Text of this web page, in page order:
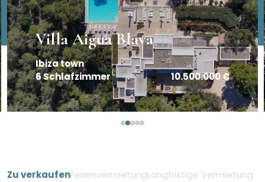
Villa La Alhambra
Cala Tarida
7 Schlafzimmer
16.750.000 €
Zu verkaufenFerienvermietungLangfristige Vermietung